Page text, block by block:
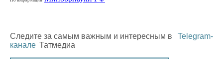
Следите за самым важным и интересным в
Telegram-
канале Татмедиа